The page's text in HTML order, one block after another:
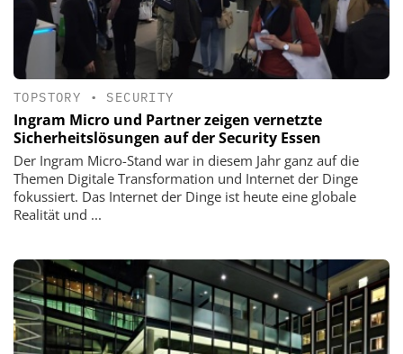
TOPSTORY • SECURITY
Ingram Micro und Partner zeigen vernetzte
Sicherheitslösungen auf der Security Essen
Der Ingram Micro-Stand war in diesem Jahr ganz auf die
Themen Digitale Transformation und Internet der Dinge
fokussiert. Das Internet der Dinge ist heute eine globale
Realität und ...